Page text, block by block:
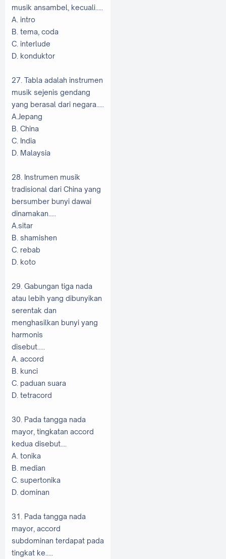
musik ansambel, kecuali.....
A. intro
B. tema, coda
C. interlude
D. konduktor
27. Tabla adalah instrumen
musik sejenis gendang
yang berasal dari negara.....
A.Jepang
B. China
C. India
D. Malaysia
28. Instrumen musik
tradisional dari China yang
bersumber bunyi dawai
dinamakan.....
A.sitar
B. shamishen
C. rebab
D. koto
29. Gabungan tiga nada
atau lebih yang dibunyikan
serentak dan
menghasilkan bunyi yang
harmonis
disebut.....
A. accord
B. kunci
C. paduan suara
D. tetracord
30. Pada tangga nada
mayor, tingkatan accord
kedua disebut....
A. tonika
B. median
C. supertonika
D. dominan
31. Pada tangga nada
mayor, accord
subdominan terdapat pada
tingkat ke.....